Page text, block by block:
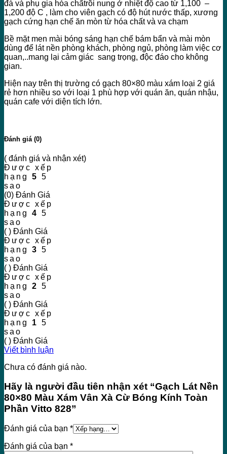
đá và phụ gia hóa chấtrồi nung ở nhiệt độ cao từ 1,100 –
1,200 độ C , làm cho viên gạch có độ hút nước thấp, xương
gạch cứng hạn chế ăn mòn từ hóa chất và va chạm
Bề mặt men mài bóng sáng hạn chế bám bẩn và mài mòn
dùng để lát nền phòng khách, phòng ngủ, phòng làm việc cơ
quan,..mang lại cảm giác sang trọng, độc đáo cho không
gian.
Hiện nay trên thị trường có gạch 80×80 màu xám loại 2 giá
rẻ hơn nhiều so với loại 1 phù hợp với quán ăn, quán nhậu,
quán cafe với diện tích lớn.
Đánh giá (0)
( đánh giá và nhận xét)
Được xếp
hạng 5 5
sao
(0) Đánh Giá
Được xếp
hạng 4 5
sao
( ) Đánh Giá
Được xếp
hạng 3 5
sao
( ) Đánh Giá
Được xếp
hạng 2 5
sao
( ) Đánh Giá
Được xếp
hạng 1 5
sao
( ) Đánh Giá
Viết bình luận
Chưa có đánh giá nào.
Hãy là người đầu tiên nhận xét “Gạch Lát Nền
80×80 Màu Xám Vân Xà Cừ Bóng Kính Toàn
Phần Vitto 828”
Đánh giá của bạn *
Đánh giá của bạn *